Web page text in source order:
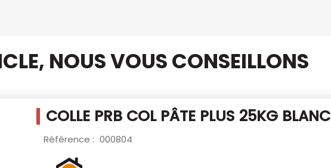
NOUS VOUS CONSEILLONS
COLLE PRB COL PÂTE PLUS 25KG BLANC
Référence : 000804